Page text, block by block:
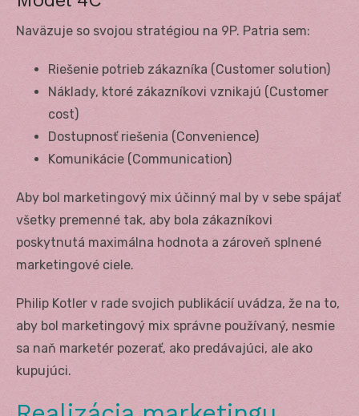
Naväzuje so svojou stratégiou na 9P. Patria sem:
Riešenie potrieb zákazníka (Customer solution)
Náklady, ktoré zákazníkovi vznikajú (Customer
cost)
Dostupnosť riešenia (Convenience)
Komunikácie (Communication)
Aby bol marketingový mix účinný mal by v sebe spájať
všetky premenné tak, aby bola zákazníkovi
poskytnutá maximálna hodnota a zároveň splnené
marketingové ciele.
Philip Kotler v rade svojich publikácií uvádza, že na to,
aby bol marketingový mix správne používaný, nesmie
sa naň marketér pozerať, ako predávajúci, ale ako
kupujúci.